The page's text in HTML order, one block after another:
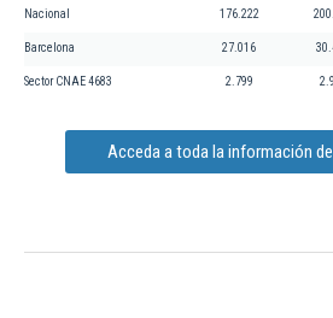
Nacional 176.222
Barcelona 27.016
Sector CNAE 4683 2.799
Acceda a toda la información